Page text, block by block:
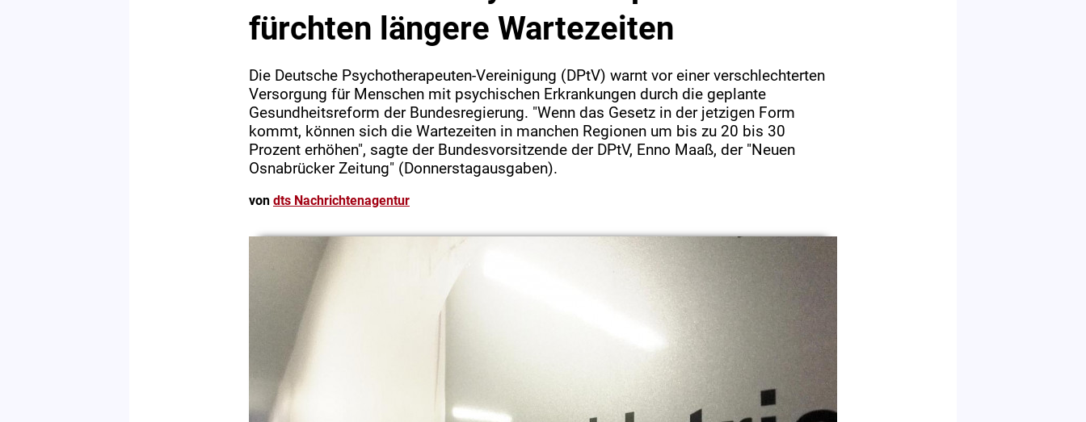
fürchten längere Wartezeiten
Die Deutsche Psychotherapeuten-Vereinigung (DPtV) warnt vor einer verschlechterten
Versorgung für Menschen mit psychischen Erkrankungen durch die geplante
Gesundheitsreform der Bundesregierung. "Wenn das Gesetz in der jetzigen Form
kommt, können sich die Wartezeiten in manchen Regionen um bis zu 20 bis 30
Prozent erhöhen", sagte der Bundesvorsitzende der DPtV, Enno Maaß, der "Neuen
Osnabrücker Zeitung" (Donnerstagausgaben).
von dts Nachrichtenagentur